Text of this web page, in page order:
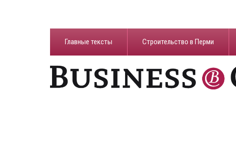
Главные тексты Строительство в Перми